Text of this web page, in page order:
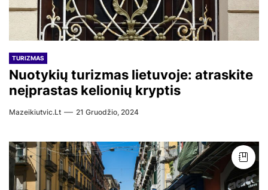
TURIZMAS
Nuotykių turizmas lietuvoje: atraskite
neįprastas kelionių kryptis
Mazeikiutvic.lt 21 Gruodžio, 2024